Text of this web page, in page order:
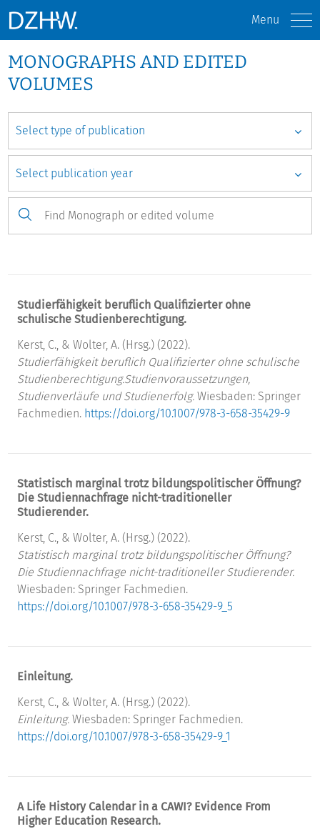
Menu
MONOGRAPHS AND EDITED
VOLUMES
Studierfähigkeit beruflich Qualifizierter ohne
schulische Studienberechtigung.
Kerst, C., & Wolter, A. (Hrsg.) (2022).
Studierfähigkeit beruflich Qualifizierter ohne schulische
Studienberechtigung.Studienvoraussetzungen,
Studienverläufe und Studienerfolg. Wiesbaden: Springer
Fachmedien. https://doi.org/10.1007/978-3-658-35429-9
Statistisch marginal trotz bildungspolitischer Öffnung?
Die Studiennachfrage nicht-traditioneller
Studierender.
Kerst, C., & Wolter, A. (Hrsg.) (2022).
Statistisch marginal trotz bildungspolitischer Öffnung?
Die Studiennachfrage nicht-traditioneller Studierender.
Wiesbaden: Springer Fachmedien.
https://doi.org/10.1007/978-3-658-35429-9_5
Einleitung.
Kerst, C., & Wolter, A. (Hrsg.) (2022).
Einleitung. Wiesbaden: Springer Fachmedien.
https://doi.org/10.1007/978-3-658-35429-9_1
A Life History Calendar in a CAWI? Evidence From
Higher Education Research.